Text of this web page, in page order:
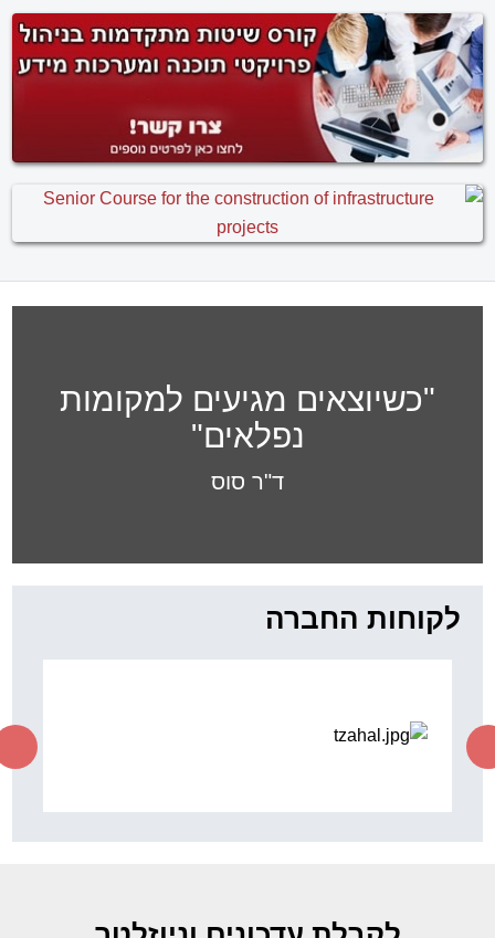
MS Project בוגר קורס בשילוב עקרונות בקרה ותכנון
"כשיוצאים מגיעים למקומות
נפלאים"
ד"ר סוס